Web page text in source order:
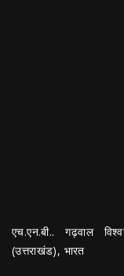
एच.एन.बी.. गढ़वाल
(उत्तराखंड), भारत